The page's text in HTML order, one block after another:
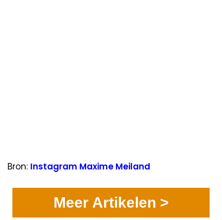
Bron: Instagram Maxime Meiland
Meer Artikelen >